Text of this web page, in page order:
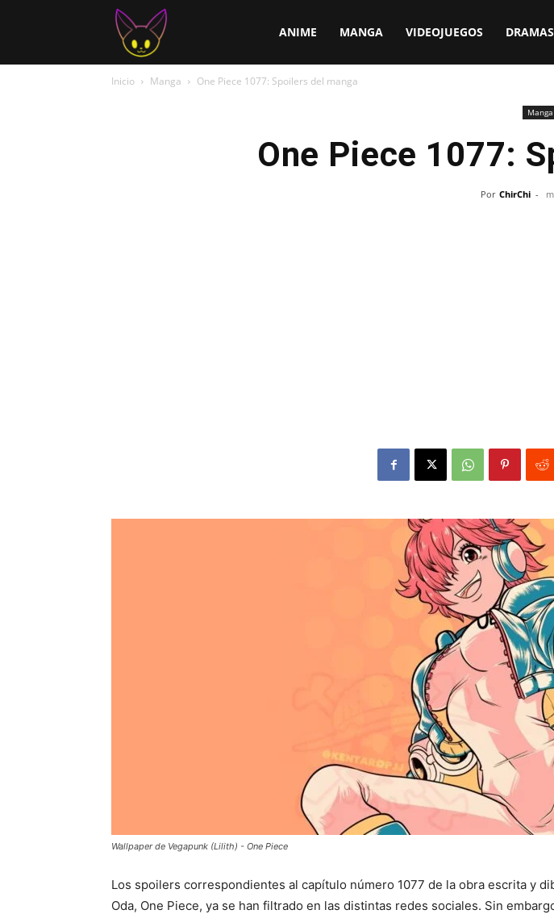
ANIME MANGA VIDEOJUEGOS DRAMAS
Inicio Manga One Piece 1077: Spoilers del manga
Manga
One Piece 1077:
Por ChirChi -
Wallpaper de Vegapunk (Lilith) - One Piece
Los spoilers correspondientes al capítulo número 1077 de la obra escrita y
Oda, One Piece, ya se han filtrado en las distintas redes sociales. Sin